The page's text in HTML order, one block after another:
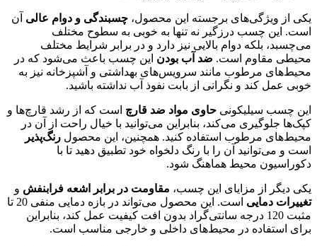
یکی از ویژگی‌های برجسته این محصول، چسبندگی و دوام عالی آن
است. این چسب درزگیر نه تنها به خوبی به سطوح مختلف
می‌چسبد، بلکه دوام بالایی نیز دارد و در برابر شرایط مختلف
محیطی مقاوم است. ضد آب بودن این چسب باعث می‌شود که در
محیط‌های مرطوب مانند سرویس‌های بهداشتی و آشپزخانه نیز به
خوبی عمل کند و نگرانی از بابت نفوذ آب نداشته باشید.
این چسب سیلیکونی حاوی مواد ضد قارچ است که از رشد قارچ‌ها و
کپک‌ها جلوگیری می‌کند، بنابراین می‌توانید با خیال راحت از آن در
محیط‌های مرطوب استفاده کنید. همچنین، این محصول رنگ‌پذیر
است و می‌توانید آن را با رنگ دلخواه خود تطبیق دهید تا با
دکوراسیون محیط هماهنگ شود.
یکی دیگر از مزایای این چسب، مقاومت در برابر اشعه فرابنفش و
تغییرات دمایی
است. این محصول می‌تواند در بازه دمایی منفی 20 تا
مثبت 120 درجه سانتی‌گراد بدون افت کیفیت عمل کند، بنابراین
برای استفاده در محیط‌های داخلی و خارجی مناسب است.